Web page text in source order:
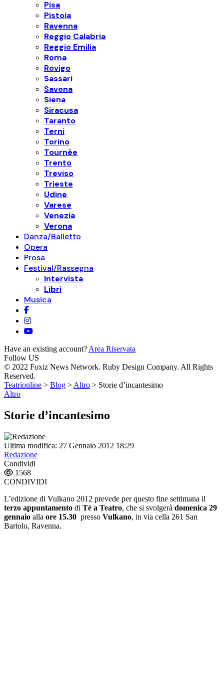
Pisa
Pistoia
Ravenna
Reggio Calabria
Reggio Emilia
Roma
Rovigo
Sassari
Savona
Siena
Siracusa
Taranto
Terni
Torino
Tournèe
Trento
Treviso
Trieste
Udine
Varese
Venezia
Verona
Danza/Balletto
Opera
Prosa
Festival/Rassegna
Intervista
Libri
Musica
Have an existing account? Area Riservata
Follow US
© 2022 Foxiz News Network. Ruby Design Company. All Rights
Reserved.
Teatrionline > Blog > Altro > Storie d’incantesimo
Altro
Storie d’incantesimo
Ultima modifica: 27 Gennaio 2012 18:29
Redazione
Condividi
1568
CONDIVIDI
L’edizione di Vulkano 2012 prevede per questo fine settimana il
terzo appuntamento di Tè a Teatro, che si svolgerà domenica 29
gennaio alla ore 15.30 presso Vulkano, in via cella 261 San
Bartolo, Ravenna.